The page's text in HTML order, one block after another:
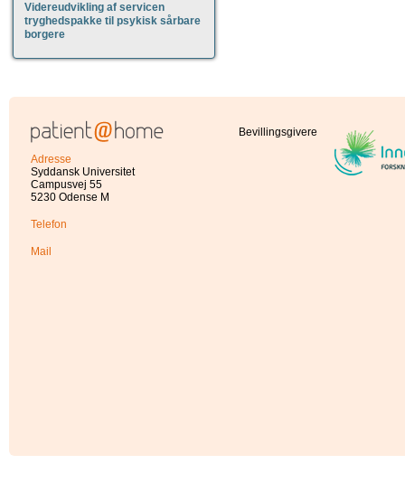
Videreudvikling af servicen
tryghedspakke til psykisk sårbare
borgere
Adresse
Syddansk Universitet
Campusvej 55
5230 Odense M
Telefon
Mail
Bevillingsgivere